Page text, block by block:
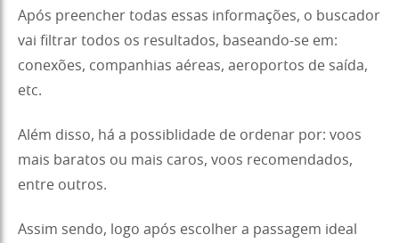
Após preencher todas essas informações, o buscador
vai filtrar todos os resultados, baseando-se em:
conexões, companhias aéreas, aeroportos de saída,
etc.
Além disso, há a possiblidade de ordenar por: voos
mais baratos ou mais caros, voos recomendados,
entre outros.
Assim sendo, logo após escolher a passagem ideal